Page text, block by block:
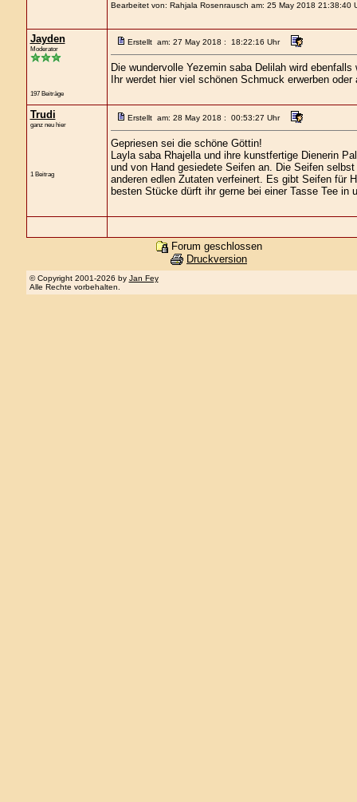
Bearbeitet von: Rahjala Rosenrausch am: 25 May 2018 21:38:40
Jayden
Moderator
197 Beiträge
Erstellt am: 27 May 2018 : 18:22:16 Uhr
Die wundervolle Yezemin saba Delilah wird
Ihr werdet hier viel schönen Schmuck erwerben
Trudi
ganz neu hier
1 Beitrag
Erstellt am: 28 May 2018 : 00:53:27 Uhr
Gepriesen sei die schöne Göttin!
Layla saba Rhajella und ihre kunstfertige Dienerin
und von Hand gesiedete Seifen an. Die Seifen
anderen edlen Zutaten verfeinert. Es gibt Seifen für
besten Stücke dürft ihr gerne bei einer Tasse Tee in
Forum geschlossen
Druckversion
© Copyright 2001-2026 by Jan Fey
Alle Rechte vorbehalten.